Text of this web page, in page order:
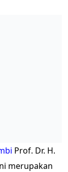
Prof. Dr. H.
merupakan